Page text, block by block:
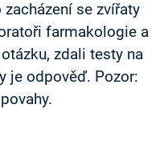
se zvířaty
farmakologie a
zdali testy na
je odpověď. Pozor: